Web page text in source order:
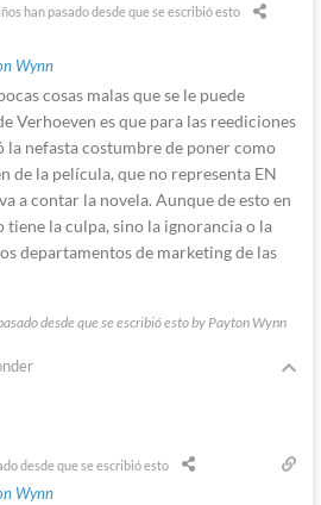
han pasado desde que se escribió esto
Wynn
cosas malas que se le puede
Verhoeven es que para las reediciones
la nefasta costumbre de poner como
de la película, que no representa EN
a contar la novela. Aunque de esto en
tiene la culpa, sino la ignorancia o la
departamentos de marketing de las
desde que se escribió esto by Payton Wynn
desde que se escribió esto
Wynn